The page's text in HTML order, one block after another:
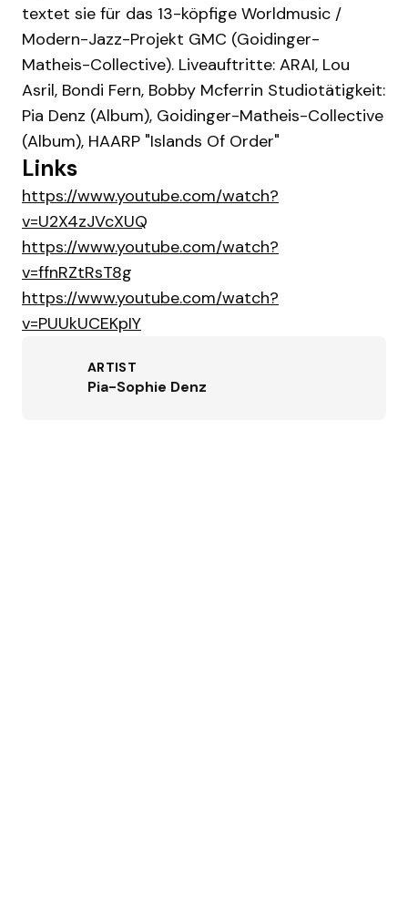
textet sie für das 13-köpfige Worldmusic /
Modern-Jazz-Projekt GMC (Goidinger-
Matheis-Collective). Liveauftritte: ARAI, Lou
Asril, Bondi Fern, Bobby Mcferrin Studiotätigkeit:
Pia Denz (Album), Goidinger-Matheis-Collective
(Album), HAARP "Islands Of Order"
Links
https://www.youtube.com/watch?
v=U2X4zJVcXUQ
https://www.youtube.com/watch?
v=ffnRZtRsT8g
https://www.youtube.com/watch?
v=PUUkUCEKpIY
ARTIST
Pia-Sophie Denz